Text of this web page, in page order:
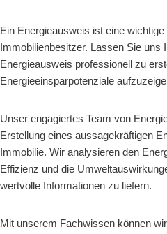
Ein Energieausweis ist eine
Immobilienbesitzer. Lassen Sie uns
Energieausweis professionell zu
Energieeinsparpotenziale
Unser engagiertes Team von
Erstellung eines aussagekräftigen
Immobilie. Wir analysieren den
Effizienz und die
wertvolle Informationen zu liefern.
Mit unserem Fachwissen können